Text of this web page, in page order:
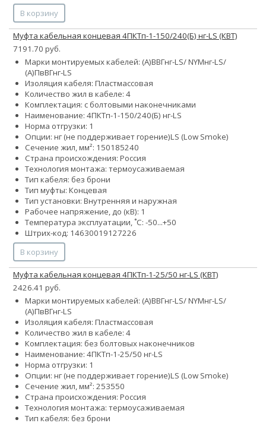
В корзину
Муфта кабельная концевая 4ПКТп-1-150/240(Б) нг-LS (КВТ)
7191.70 руб.
Марки монтируемых кабелей: (А)ВВГнг-LS/ NYMнг-LS/
(А)ПвВГнг-LS
Изоляция кабеля: Пластмассовая
Количество жил в кабеле: 4
Комплектация: с болтовыми наконечниками
Наименование: 4ПКТп-1-150/240(Б) нг-LS
Норма отгрузки: 1
Опции: нг (не поддерживает горение)LS (Low Smoke)
Сечение жил, мм²: 150185240
Страна происхождения: Россия
Технология монтажа: термоусаживаемая
Тип кабеля: без брони
Тип муфты: Концевая
Тип установки: Внутренняя и наружная
Рабочее напряжение, до (кВ): 1
Температура эксплуатации, ˚С: -50...+50
Штрих-код: 14630019127226
В корзину
Муфта кабельная концевая 4ПКТп-1-25/50 нг-LS (КВТ)
2426.41 руб.
Марки монтируемых кабелей: (А)ВВГнг-LS/ NYMнг-LS/
(А)ПвВГнг-LS
Изоляция кабеля: Пластмассовая
Количество жил в кабеле: 4
Комплектация: без болтовых наконечников
Наименование: 4ПКТп-1-25/50 нг-LS
Норма отгрузки: 1
Опции: нг (не поддерживает горение)LS (Low Smoke)
Сечение жил, мм²: 253550
Страна происхождения: Россия
Технология монтажа: термоусаживаемая
Тип кабеля: без брони